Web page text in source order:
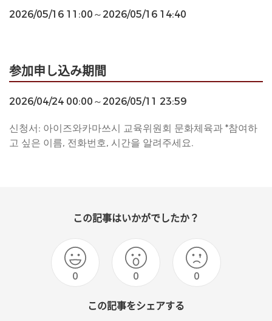
2026/05/16 11:00～2026/05/16 14:40
参加申し込み期間
2026/04/24 00:00～2026/05/11 23:59
신청서: 아이즈와카마쓰시 교육위원회 문화체육과 *참여하
고 싶은 이름, 전화번호, 시간을 알려주세요.
この記事はいかがでしたか？
0 0 0
この記事をシェアする